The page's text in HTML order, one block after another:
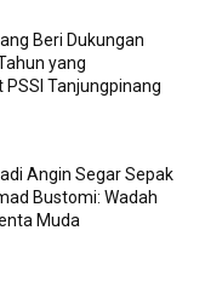
Beri Dukungan
yang
PSSI Tanjungpinang
Angin Segar Sepak
Bustomi: Wadah
Muda